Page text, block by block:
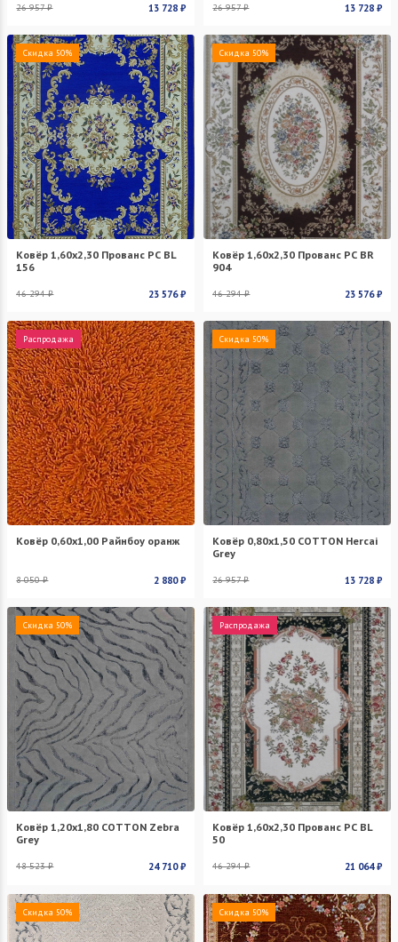
26 957 ₽ 13 728 ₽ 26 957 ₽ 13 728 ₽
Скидка 50%
Ковёр 1,60х2,30 Прованс PC BL
156
46 294 ₽ 23 576 ₽
Скидка 50%
Ковёр 1,60х2,30 Прованс PC BR
904
46 294 ₽ 23 576 ₽
Распродажа
Ковёр 0,60х1,00 Райнбоу оранж
8 050 ₽ 2 880 ₽
Скидка 50%
Ковёр 0,80х1,50 COTTON Hercai
Grey
26 957 ₽ 13 728 ₽
Скидка 50%
Ковёр 1,20х1,80 COTTON Zebra
Grey
48 523 ₽ 24 710 ₽
Распродажа
Ковёр 1,60х2,30 Прованс PC BL
50
46 294 ₽ 21 064 ₽
Скидка 50% Скидка 50%